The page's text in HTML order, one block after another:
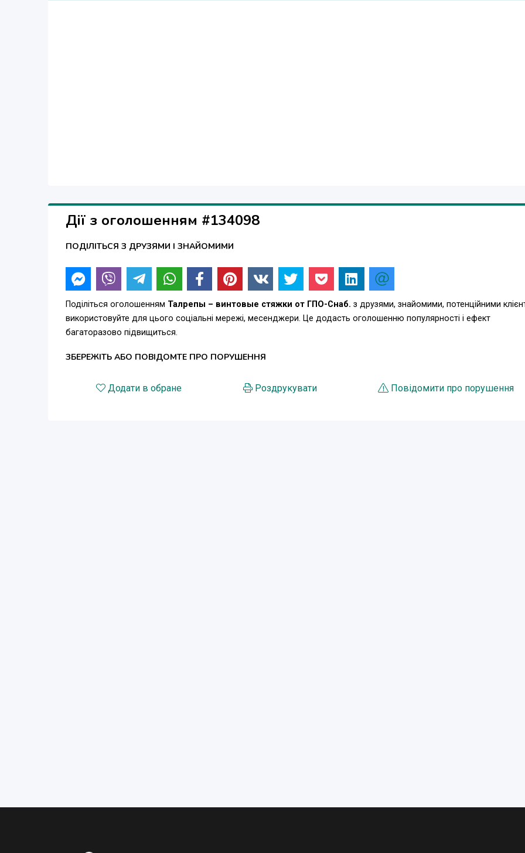
Дії з оголошенням #134098
ПОДІЛІТЬСЯ З ДРУЗЯМИ І ЗНАЙОМИМИ
Поділіться оголошенням Талрепы – винтовые стяжки от ГПО-Снаб. з друзями, знайомими, потенційними
використовуйте для цього соціальні мережі, месенджери. Це додасть оголошенню популярності і ефект
багаторазово підвищиться.
ЗБЕРЕЖІТЬ АБО ПОВІДОМТЕ ПРО ПОРУШЕННЯ
Додати в обране Роздрукувати Повідомити про порушення